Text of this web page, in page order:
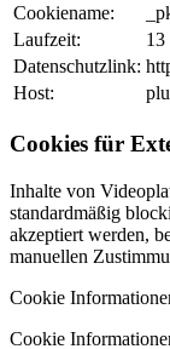
Cookiename:
Laufzeit:
13
Datenschutzlink:
Host:
Cookies für
Inhalte von
standardmäßig
akzeptiert werden,
manuellen
Cookie
Cookie